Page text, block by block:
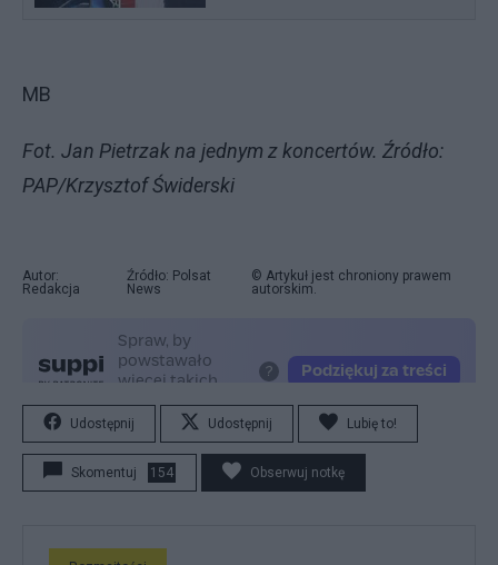
MB
Fot. Jan Pietrzak na jednym z koncertów. Źródło:
PAP/Krzysztof Świderski
Autor:
Redakcja
Źródło: Polsat
News
© Artykuł jest chroniony prawem
autorskim.
Udostępnij Udostępnij Lubię to!
Skomentuj 154 Obserwuj notkę